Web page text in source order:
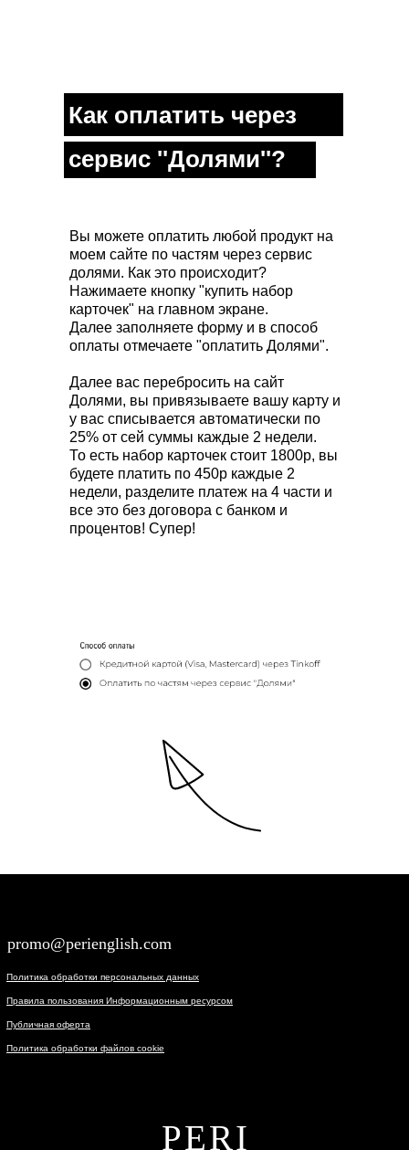
Как оплатить через
сервис ''Долями''?
Вы можете оплатить любой продукт на
моем сайте по частям через сервис
долями. Как это происходит?
Нажимаете кнопку "купить набор
карточек" на главном экране.
Далее заполняете форму и в способ
оплаты отмечаете "оплатить Долями".
Далее вас перебросить на сайт
Долями, вы привязываете вашу карту и
у вас списывается автоматически по
25% от сей суммы каждые 2 недели.
То есть набор карточек стоит 1800р, вы
будете платить по 450р каждые 2
недели, разделите платеж на 4 части и
все это без договора с банком и
процентов! Супер!
Политика обработки персональных данных
Правила пользования Информационным ресурсом
promo@perienglish.com
Публичная оферта
Политика обработки файлов cookie
PERI